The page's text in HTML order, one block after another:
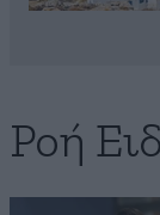
Ροή